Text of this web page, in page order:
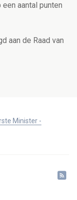
aantal punten
aan de Raad van
Minister -